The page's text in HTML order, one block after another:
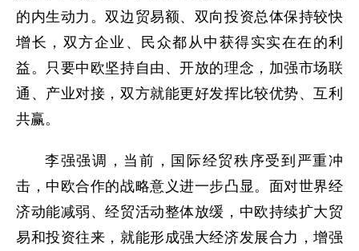
的内生动力。双边贸易额、双向投资总体保持较快
增长，双方企业、民众都从中获得实实在在的利
益。只要中欧坚持自由、开放的理念，加强市场联
通、产业对接，双方就能更好发挥比较优势、互利
共赢。
李强强调，当前，国际经贸秩序受到严重冲
击，中欧合作的战略意义进一步凸显。面对世界经
济动能减弱、经贸活动整体放缓，中欧持续扩大贸
易和投资往来，就能形成强大经济发展合力，增强